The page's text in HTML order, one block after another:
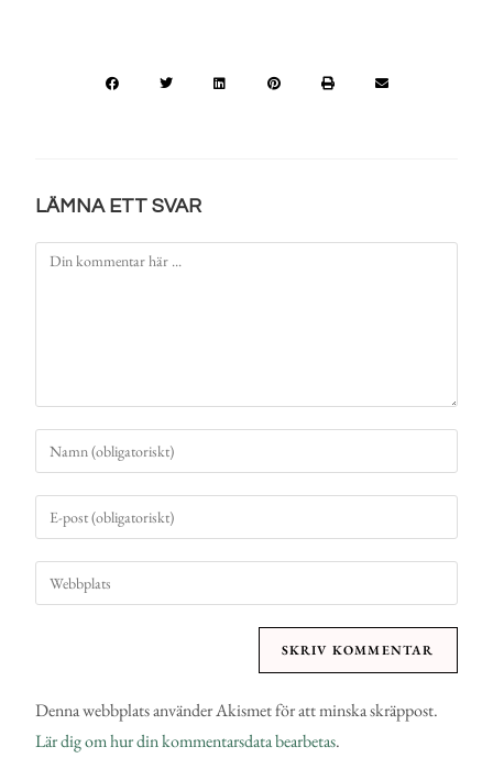
LÄMNA ETT SVAR
Denna webbplats använder Akismet för att minska skräppost.
Lär dig om hur din kommentarsdata bearbetas.